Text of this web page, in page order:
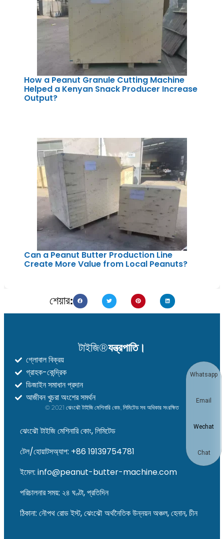
How a Peanut Granule Cutting Machine
Helped a Kenyan Snack Producer Increase
Output?
Can a Peanut Butter Production Line
Create More Value from Local Peanuts?
শেয়ার:
টাইজি®যন্ত্রপাতি।
গ্লোবাল বিক্রয়
গ্রাহক-কেন্দ্রিক
ডিজাইন সমাধান প্রদান
আজীবন খুচরা অংশের সমর্থন
© 2021 ঝেংঝৌ টাইজি মেশিনারি কোং, লিমিটেড সব অধিকার সংরক্ষিত
ঝেংঝৌ টাইজি মেশিনারি কোং, লিমিটেড
টেল/হোয়াটসঅ্যাপ: +86 19139754781
ইমেল: info@peanut-butter-machine.com
পরিচালনার সময়: ২৪ ঘণ্টা, প্রতিদিন
ঠিকানা: নৌপথ রোড ইস্ট, ঝেংঝৌ অর্থনৈতিক উন্নয়ন অঞ্চল, হেনান, চীন
Whatsapp
Email
Wechat
Chat